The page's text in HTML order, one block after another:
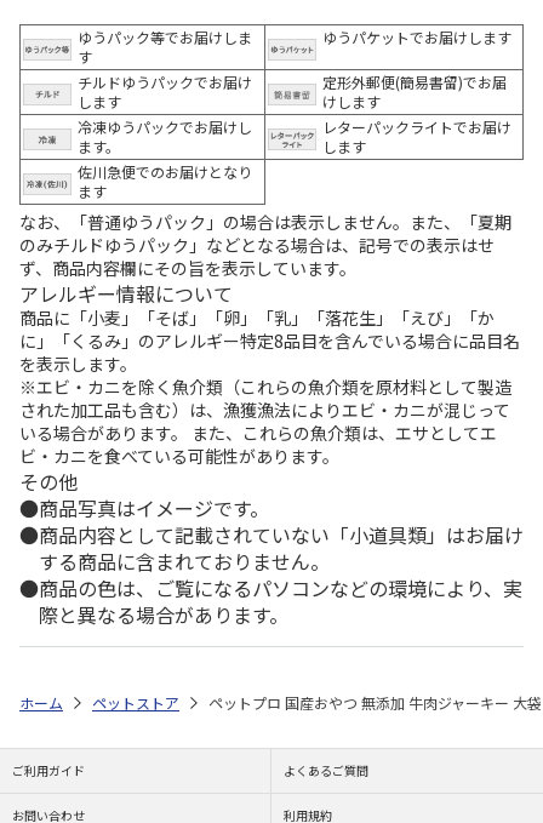
ゆうパック等でお届けしま
す
ゆうパケットでお届けします
チルドゆうパックでお届け
します
定形外郵便(簡易書留)でお届
けします
冷凍ゆうパックでお届けし
ます。
レターパックライトでお届け
します
佐川急便でのお届けとなり
ます
なお、「普通ゆうパック」の場合は表示しません。また、「夏期
のみチルドゆうパック」などとなる場合は、記号での表示はせ
ず、商品内容欄にその旨を表示しています。
アレルギー情報について
商品に「小麦」「そば」「卵」「乳」「落花生」「えび」「か
に」「くるみ」のアレルギー特定8品目を含んでいる場合に品目名
を表示します。
※エビ・カニを除く魚介類（これらの魚介類を原材料として製造
された加工品も含む）は、漁獲漁法によりエビ・カニが混じって
いる場合があります。 また、これらの魚介類は、エサとしてエ
ビ・カニを食べている可能性があります。
その他
商品写真はイメージです。
商品内容として記載されていない「小道具類」はお届け
する商品に含まれておりません。
商品の色は、ご覧になるパソコンなどの環境により、実
際と異なる場合があります。
ホーム ペットストア ペットプロ 国産おやつ 無添加 牛肉ジャーキー 大
ご利用ガイド よくあるご質問
お問い合わせ 利用規約